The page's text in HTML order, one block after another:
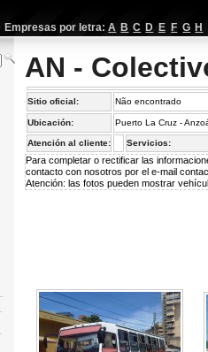
Empresas por letra: A B C D E F G H
AN -
Sitio oficial: Não encontrado
Ubicación: Puerto La Cruz -
Atención al cliente: Servicios:
Para completar o rectificar las
contacto con nosotros por el e-mail
Atención: las fotos pueden mostrar